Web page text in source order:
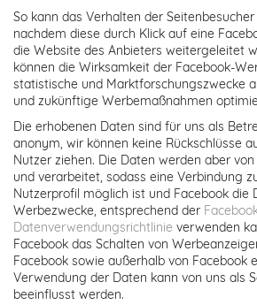
So kann das Verhalten der
nachdem diese durch Klick auf eine
die Website des Anbieters weitergeleitet
können die Wirksamkeit der Facebook-
statistische und Marktforschungszwecke
und zukünftige Werbemaßnahmen
Die erhobenen Daten sind für uns als
anonym, wir können keine Rückschlüsse
Nutzer ziehen. Die Daten werden aber
und verarbeitet, sodass eine Verbindung
Nutzerprofil möglich ist und Facebook die
Werbezwecke, entsprechend der
Datenverwendungsrichtlinie verwenden
Facebook das Schalten von
Facebook sowie außerhalb von Facebook
Verwendung der Daten kann von uns als
beeinflusst werden.